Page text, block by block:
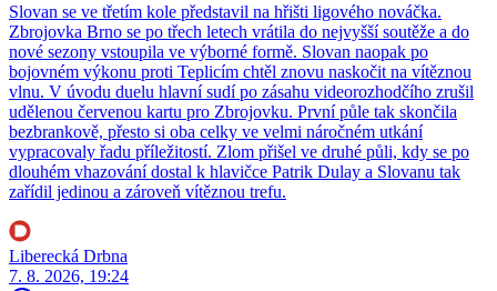
Slovan se ve třetím kole představil na hřišti ligového nováčka.
Zbrojovka Brno se po třech letech vrátila do nejvyšší soutěže a do
nové sezony vstoupila ve výborné formě. Slovan naopak po
bojovném výkonu proti Teplicím chtěl znovu naskočit na vítěznou
vlnu. V úvodu duelu hlavní sudí po zásahu videorozhodčího zrušil
udělenou červenou kartu pro Zbrojovku. První půle tak skončila
bezbrankově, přesto si oba celky ve velmi náročném utkání
vypracovaly řadu příležitostí. Zlom přišel ve druhé půli, kdy se po
dlouhém vhazování dostal k hlavičce Patrik Dulay a Slovanu tak
zařídil jedinou a zároveň vítěznou trefu.
Liberecká Drbna
7. 8. 2026, 19:24